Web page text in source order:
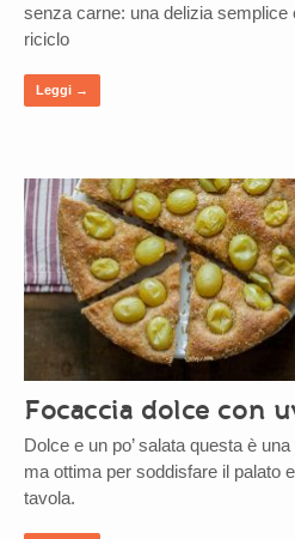
senza carne: una delizia semplice
riciclo
Leggi →
Focaccia dolce con
Dolce e un po’ salata questa è
ma ottima per soddisfare il palato
tavola.